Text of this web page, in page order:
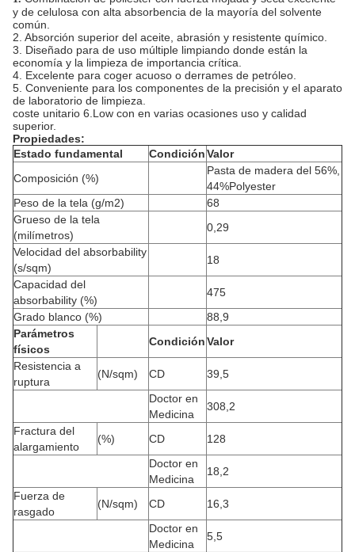
y de celulosa con alta absorbencia de la mayoría del solvente
común.
2. Absorción superior del aceite, abrasión y resistente químico.
3. Diseñado para de uso múltiple limpiando donde están la
economía y la limpieza de importancia crítica.
4. Excelente para coger acuoso o derrames de petróleo.
5. Conveniente para los componentes de la precisión y el aparato
de laboratorio de limpieza.
coste unitario 6.Low con en varias ocasiones uso y calidad
superior.
Propiedades:
Estado fundamental
CondiciónValor
Composición (%)
Pasta de madera del 56%,
44%Polyester
Peso de la tela (g/m2)
68
Grueso de la tela
(milímetros)
0,29
Velocidad del absorbability
(s/sqm)
18
Capacidad del
absorbability (%)
475
Grado blanco (%)
88,9
Parámetros
físicos
CondiciónValor
Resistencia a
ruptura
(N/sqm) CD
39,5
Doctor en
Medicina
308,2
Fractura del
alargamiento
(%) CD
128
Doctor en
Medicina
18,2
Fuerza de
rasgado
(N/sqm) CD
16,3
Doctor en
Medicina
5,5